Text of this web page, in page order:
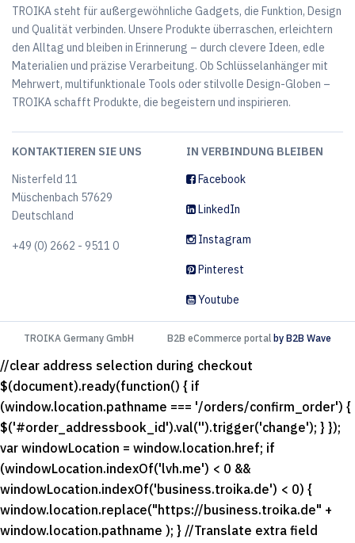
TROIKA steht für außergewöhnliche Gadgets, die Funktion, Design
und Qualität verbinden. Unsere Produkte überraschen, erleichtern
den Alltag und bleiben in Erinnerung – durch clevere Ideen, edle
Materialien und präzise Verarbeitung. Ob Schlüsselanhänger mit
Mehrwert, multifunktionale Tools oder stilvolle Design-Globen –
TROIKA schafft Produkte, die begeistern und inspirieren.
KONTAKTIEREN SIE UNS
Nisterfeld 11
Müschenbach 57629
Deutschland
+49 (0) 2662 - 9511 0
IN VERBINDUNG BLEIBEN
Facebook
LinkedIn
Instagram
Pinterest
Youtube
TROIKA Germany GmbH B2B eCommerce portal by B2B Wave
//clear address selection during checkout
$(document).ready(function() { if
(window.location.pathname === '/orders/confirm_order') {
$('#order_addressbook_id').val('').trigger('change'); } });
var windowLocation = window.location.href; if
(windowLocation.indexOf('lvh.me') < 0 &&
windowLocation.indexOf('business.troika.de') < 0) {
window.location.replace("https://business.troika.de" +
window.location.pathname ); } //Translate extra field